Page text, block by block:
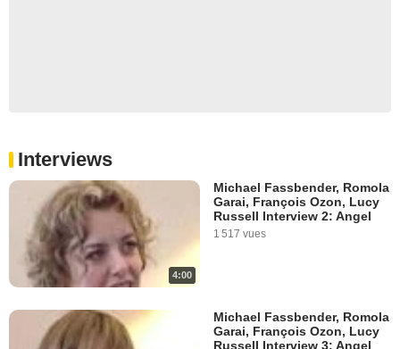
Interviews
4:00
Michael Fassbender, Romola
Garai, François Ozon, Lucy
Russell Interview 2: Angel
1 517 vues
Michael Fassbender, Romola
Garai, François Ozon, Lucy
Russell Interview 3: Angel